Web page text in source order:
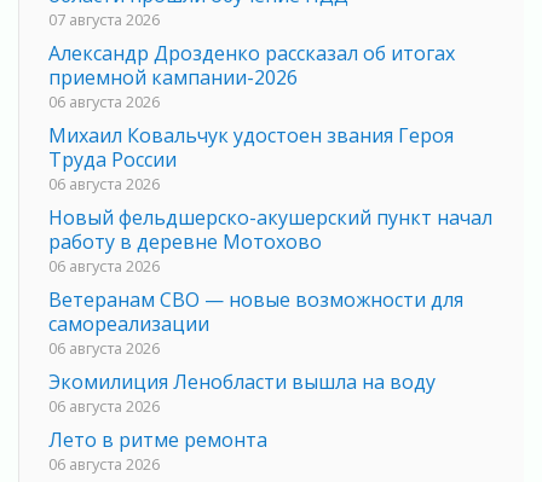
07 августа 2026
Александр Дрозденко рассказал об итогах
приемной кампании-2026
06 августа 2026
Михаил Ковальчук удостоен звания Героя
Труда России
06 августа 2026
Новый фельдшерско-акушерский пункт начал
работу в деревне Мотохово
06 августа 2026
Ветеранам СВО — новые возможности для
самореализации
06 августа 2026
Экомилиция Ленобласти вышла на воду
06 августа 2026
Лето в ритме ремонта
06 августа 2026